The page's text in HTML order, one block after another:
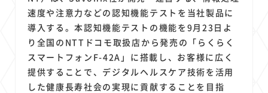
Anthropic Perplexity 2 YouTube iPad 2 リスク 2 X 2
Genspark 2 配車アプリ 2 フードデリバリー 2 TikTok 2
Netflix 2 Microsoft 2 Canva AI 2 Azure 2 Sora LINE 2 法人
中東情勢 1 輸送費 1 Facebook 1 twitter 1 Instagram 1
原材料費 1 端末価格 G20 1 購買力 MNO 1
速度や注意力などの認知機能テストを当社製品に
導入する。本認知機能テストの機能を9月23日よ
り全国のNTTドコモ取扱店から発売の「らくらく
スマートフォンF-42A」に搭載し、お客様に広く
提供することで、デジタルヘルスケア技術を活用
した健康長寿社会の実現に貢献することを目指